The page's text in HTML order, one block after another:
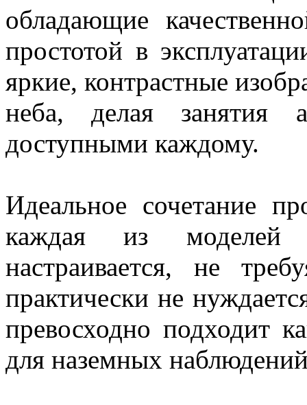
обладающие
простотой в
яркие, контрастные
неба, делая занятия
доступными каждому.
Идеальное сочетание
каждая из
настраивается, не
практически не
превосходно подходит
для наземных